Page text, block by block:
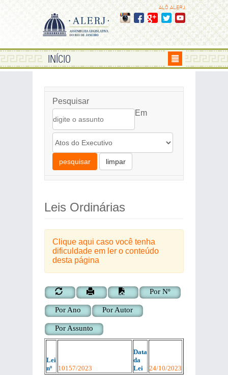
ALÔ ALERJ
INÍCIO
Pesquisar
Em
pesquisar limpar
Leis Ordinárias
Clique aqui caso você tenha
dificuldade em ler o conteúdo
desta página
Por Nº
Por Ano Por Autor
Por Assunto
Lei
nº
10157/2023
Data
da
Lei
24/10/2023